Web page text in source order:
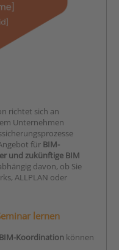
richtet sich an
Unternehmen
für BIM-
und zukünftige BIM
davon, ob Sie
ALLPLAN oder
lernen
Koordination können